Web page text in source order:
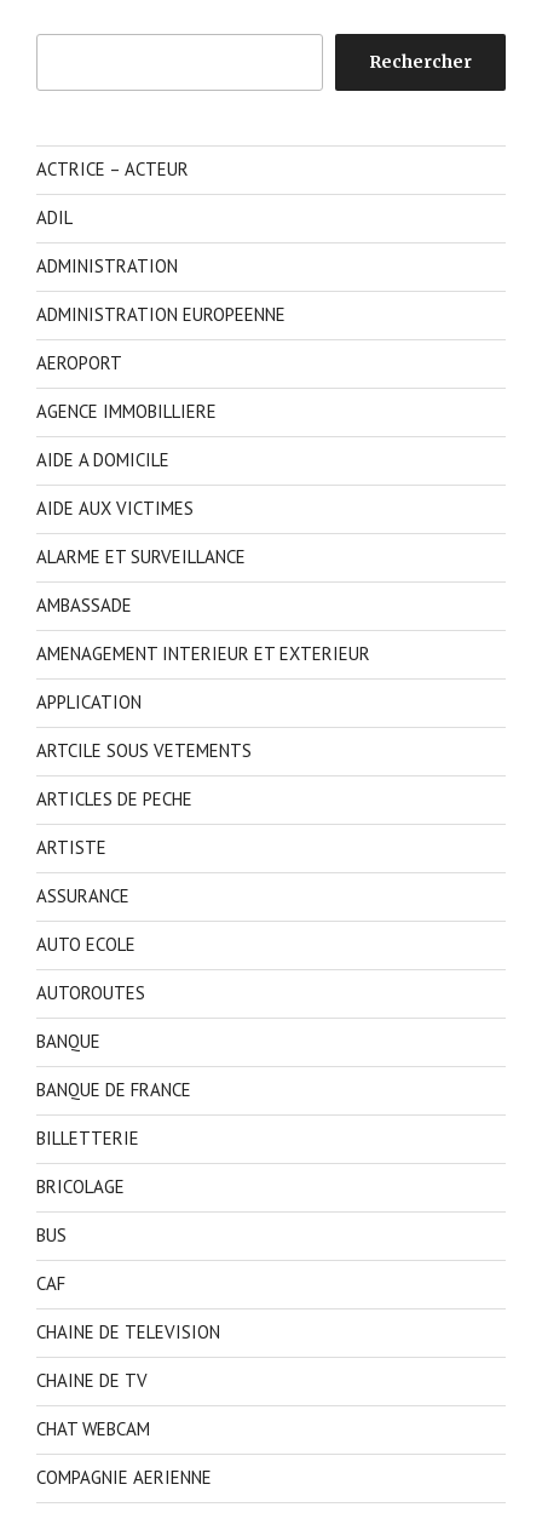
Rechercher
ACTRICE – ACTEUR
ADIL
ADMINISTRATION
ADMINISTRATION EUROPEENNE
AEROPORT
AGENCE IMMOBILLIERE
AIDE A DOMICILE
AIDE AUX VICTIMES
ALARME ET SURVEILLANCE
AMBASSADE
AMENAGEMENT INTERIEUR ET EXTERIEUR
APPLICATION
ARTCILE SOUS VETEMENTS
ARTICLES DE PECHE
ARTISTE
ASSURANCE
AUTO ECOLE
AUTOROUTES
BANQUE
BANQUE DE FRANCE
BILLETTERIE
BRICOLAGE
BUS
CAF
CHAINE DE TELEVISION
CHAINE DE TV
CHAT WEBCAM
COMPAGNIE AERIENNE